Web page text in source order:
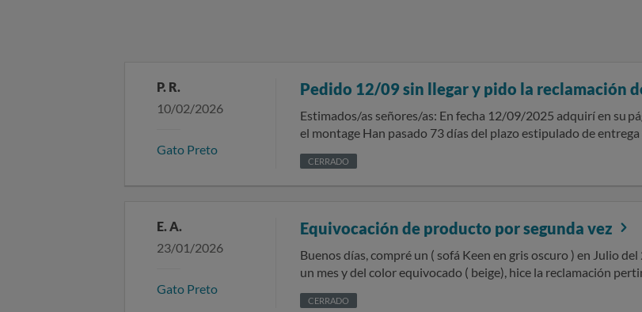
P. R.
10/02/2026
Gato Preto
Pedido 12/09 sin llegar y pido la reclamación
Estimados/as señores/as: En fecha 12/09/2025 adquirí en su página web gato preto el producto sofa Sandler mas
el montage Han pasado 73 días del plazo estipulado de entrega sin que se me haya entregado el producto ni dado
una justificación del retraso. Ya no estoy interesado en la compra de dicho
siguientes documentos: correo confirmando la compra, correos,
CERRADO
E. A.
23/01/2026
Gato Preto
Equivocación de producto por segunda vez
Buenos días, compré un ( sofá Keen en gris oscuro ) en Julio
un mes y del color equivocado ( beige), hice la reclamación
devolverme el 20% del valor del sofá y darme otra fecha
oscuro), con la sorpresa de que ayer 22 de Enero del 2026 me
CERRADO